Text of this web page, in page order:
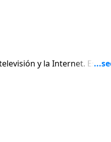
en nuestros
que habitan en la
tierra inhóspita.
y la Internet. Estos
de ayudarnos, nos hace
Escuchamos
pero no afecta
nos queda en la mente. Sin
para Sus hijos. . . Dios